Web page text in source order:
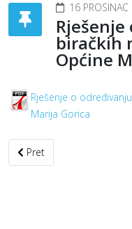
16
biračkih
Općine
Rješenje o
Marija Gorica
Prethodni članak:
Pret